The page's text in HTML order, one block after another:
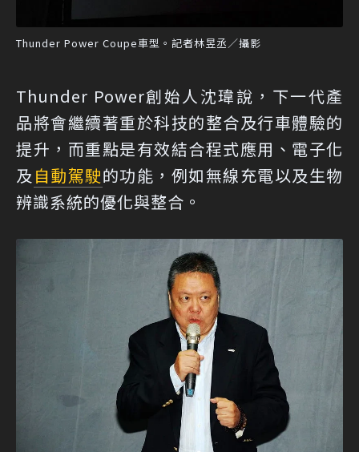
Thunder Power Coupe車型。記者林昱丞／攝影
Thunder Power創始人沈瑋說，下一代產
品將會繼續著重於科技的整合及行車體驗的
提升，而重點是有效結合程式應用、電子化
及 自動駕駛的功能，例如無線充電以及生物
辨識系統的優化與整合。